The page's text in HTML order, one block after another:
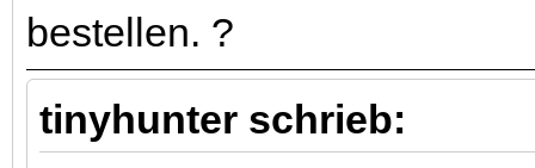
bestellen. ?
tinyhunter schrieb: